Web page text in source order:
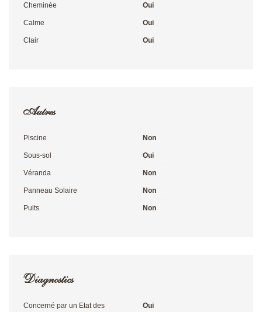
Cheminée Oui
Calme Oui
Clair Oui
Autres
Piscine Non
Sous-sol Oui
Véranda Non
Panneau Solaire Non
Puits Non
Diagnostics
Concerné par un Etat des
Oui